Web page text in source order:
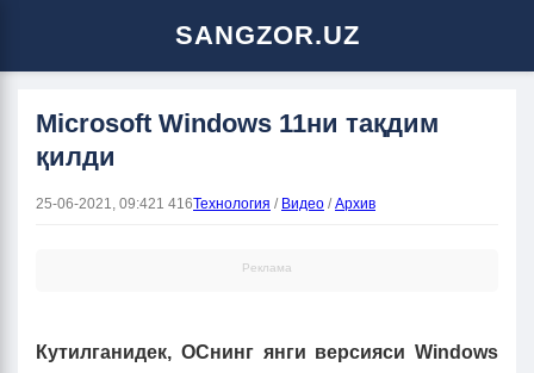
SANGZOR.UZ
Microsoft Windows 11ни тақдим
қилди
25-06-2021, 09:421 416Технология / Видео /Архив
Реклама
Кутилганидек, ОСнинг янги версияси Windows